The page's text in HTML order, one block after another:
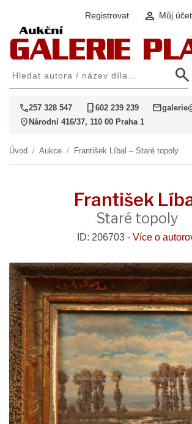
Registrovat person Můj
search
call257 328 547 phone_iphone602 239 239 mail
location_on Národní 416/37, 110 00 Praha 1
Úvod / Aukce / František Líbal – Staré topoly
František
Staré topoly
ID: 206703 - Více o